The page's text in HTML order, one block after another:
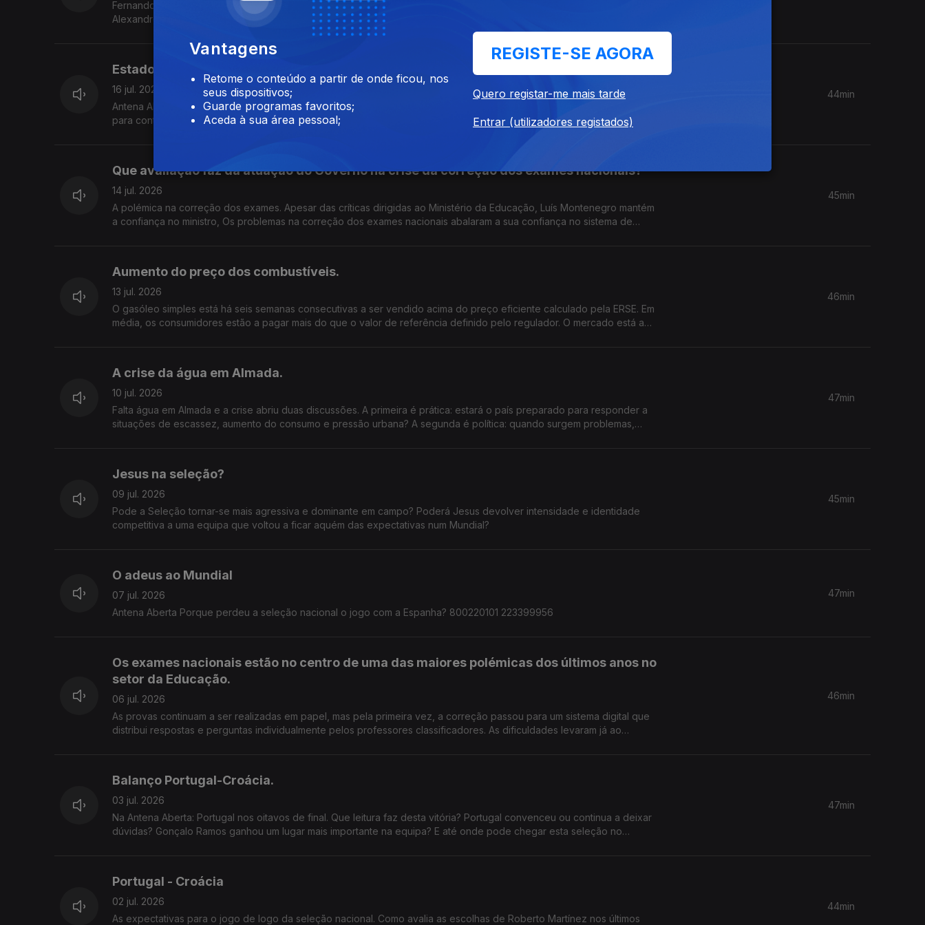
Fernando Alexandre no Parlamento. Queremos ouvir a sua opinião, e a sua análise às explicações de Fernando
Alexandre. As explicações dadas pelo Ministro da Educação são suficientes para justificar o atraso na divulgação das
notas? Quem deve assumir responsabilidades pelos problemas registados na correção e classificação dos exames?
Este episódio prejudica a credibilidade dos exames nacionais?
Estado da Nação
16 jul. 2026
Antena Aberta: O Estado da Nação. Quando olha para o país de hoje, que balanço faz? O Governo merece confiança
para continuar o trabalho que iniciou ou os acontecimentos das últimas semanas demonstram falta de capacidade
44min
Que avaliação faz da atuação do Governo na crise da correção dos exames nacionais?
14 jul. 2026
A polémica na correção dos exames. Apesar das críticas dirigidas ao Ministério da Educação, Luís Montenegro mantém
a confiança no ministro, Os problemas na correção dos exames nacionais abalaram a sua confiança no sistema de
45min
Aumento do preço dos combustíveis.
13 jul. 2026
O gasóleo simples está há seis semanas consecutivas a ser vendido acima do preço eficiente calculado pela ERSE. Em
média, os consumidores estão a pagar mais do que o valor de referência definido pelo regulador. O mercado está a
46min
A crise da água em Almada.
10 jul. 2026
Falta água em Almada e a crise abriu duas discussões. A primeira é prática: estará o país preparado para responder a
situações de escassez, aumento do consumo e pressão urbana? A segunda é política: quando surgem problemas,
47min
Jesus na seleção?
09 jul. 2026
Pode a Seleção tornar-se mais agressiva e dominante em campo? Poderá Jesus devolver intensidade e identidade
competitiva a uma equipa que voltou a ficar aquém das expectativas num Mundial?
45min
O adeus ao Mundial
07 jul. 2026
Antena Aberta Porque perdeu a seleção nacional o jogo com a Espanha? 800220101 223399956
47min
Os exames nacionais estão no centro de uma das maiores polémicas dos últimos anos no
setor da Educação.
06 jul. 2026
As provas continuam a ser realizadas em papel, mas pela primeira vez, a correção passou para um sistema digital que
distribui respostas e perguntas individualmente pelos professores classificadores. As dificuldades levaram já ao
forma justa e rigorosa? As falhas conhecidas justificam uma revisão do processo ou considera que a modernização da
46min
Balanço Portugal-Croácia.
03 jul. 2026
Na Antena Aberta: Portugal nos oitavos de final. Que leitura faz desta vitória? Portugal convenceu ou continua a deixar
dúvidas? Gonçalo Ramos ganhou um lugar mais importante na equipa? E até onde pode chegar esta seleção no
47min
Portugal - Croácia
02 jul. 2026
As expectativas para o jogo de logo da seleção nacional. Como avalia as escolhas de Roberto Martínez nos últimos
44min
Vantagens
Retome o conteúdo a partir de onde ficou, nos
seus dispositivos;
Guarde programas favoritos;
Aceda à sua área pessoal;
REGISTE-SE AGORA
Quero registar-me mais tarde
Entrar (utilizadores registados)